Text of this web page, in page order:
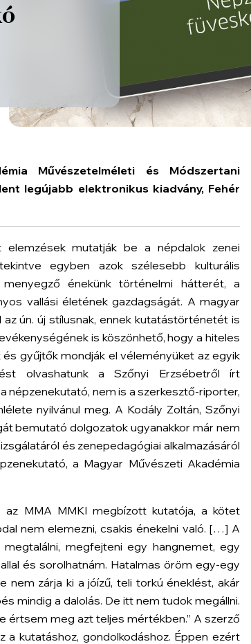
Művészetelméleti és Módszertani
legújabb elektronikus kiadvány, Fehér
mutatják be a népdalok zenei
egyben azok szélesebb kulturális
énekünk történelmi hátterét, a
vallási életének gazdagságát. A magyar
ún. új stílusnak, ennek kutatástörténetét is
is köszönhető, hogy a hiteles
gyűjtők mondják el véleményüket az egyik
olvashatunk a Szőnyi Erzsébetről írt
népzenekutató, nem is a szerkesztő-riporter,
nyilvánul meg. A Kodály Zoltán, Szőnyi
bemutató dolgozatok ugyanakkor már nem
és zenepedagógiai alkalmazásáról
a Magyar Művészeti Akadémia
az MMA MMKI megbízott kutatója, a kötet
nem elemezni, csakis énekelni való. […] A
megfejteni egy hangnemet, egy
és sorolhatnám. Hatalmas öröm egy-egy
nem zárja ki a jóízű, teli torkú éneklést, akár
mindig a dalolás. De itt nem tudok megállni.
értsem meg azt teljes mértékben.” A szerző
a kutatáshoz, gondolkodáshoz. Éppen ezért